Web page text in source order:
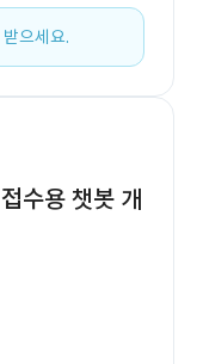
으세요.
수용 챗봇 개